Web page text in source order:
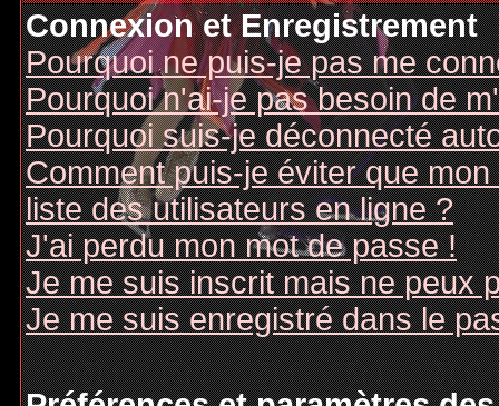
Connexion et Enregistrement
Pourquoi ne puis-je pas me
Pourquoi n'ai-je pas besoin de
Pourquoi suis-je déconnecté
Comment puis-je éviter que
liste des utilisateurs en ligne ?
J'ai perdu mon mot de passe !
Je me suis inscrit mais ne peux
Je me suis enregistré dans le